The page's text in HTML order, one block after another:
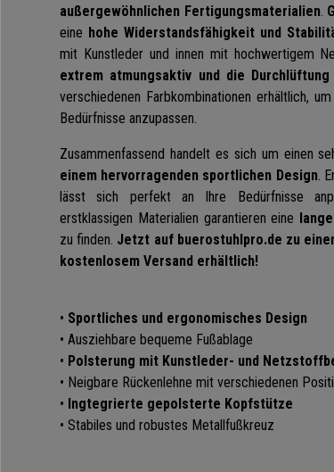
außergewöhnlichen Fertigungsmaterialien.
eine hohe Widerstandsfähigkeit und
mit Kunstleder und innen mit hochwertigem
extrem atmungsaktiv und die
verschiedenen Farbkombinationen erhältlich,
Bedürfnisse anzupassen.
Zusammenfassend handelt es sich um einen
einem hervorragenden sportlichen Design.
lässt sich perfekt an Ihre Bedürfnisse
erstklassigen Materialien garantieren eine
zu finden. Jetzt auf buerostuhlpro.de zu
kostenlosem Versand erhältlich!
• Sportliches und ergonomisches Design
• Ausziehbare bequeme Fußablage
• Polsterung mit Kunstleder- und
• Neigbare Rückenlehne mit verschiedenen
• Ingtegrierte gepolsterte Kopfstütze
• Stabiles und robustes Metallfußkreuz